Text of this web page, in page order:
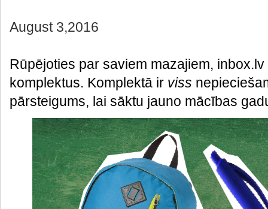
August 3,2016
Rūpējoties par saviem mazajiem,
komplektus. Komplektā ir viss
pārsteigums, lai sāktu jauno mācības